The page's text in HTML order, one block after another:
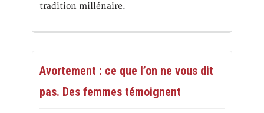
tradition millénaire.
Avortement : ce que l’on ne vous dit
pas. Des femmes témoignent